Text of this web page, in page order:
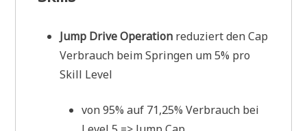
Jump Drive Operation reduziert den Cap
Verbrauch beim Springen um 5% pro
Skill Level
von 95% auf 71,25% Verbrauch bei